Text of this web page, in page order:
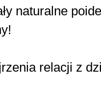
naturalne
relacji z